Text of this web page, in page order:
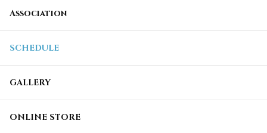
Association
SCHEDULE
GALLERY
ONLINE STORE